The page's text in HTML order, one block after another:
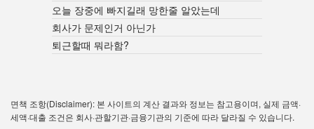
오늘 장중에 빠지길래 망한줄 알았는데
회사가 문제인거 아닌가
퇴근할때 뭐라함?
면책 조항(Disclaimer): 본 사이트의 계산 결과와 정보는 참고용이며, 실제 금액·
세액·대출 조건은 회사·관할기관·금융기관의 기준에 따라 달라질 수 있습니다.